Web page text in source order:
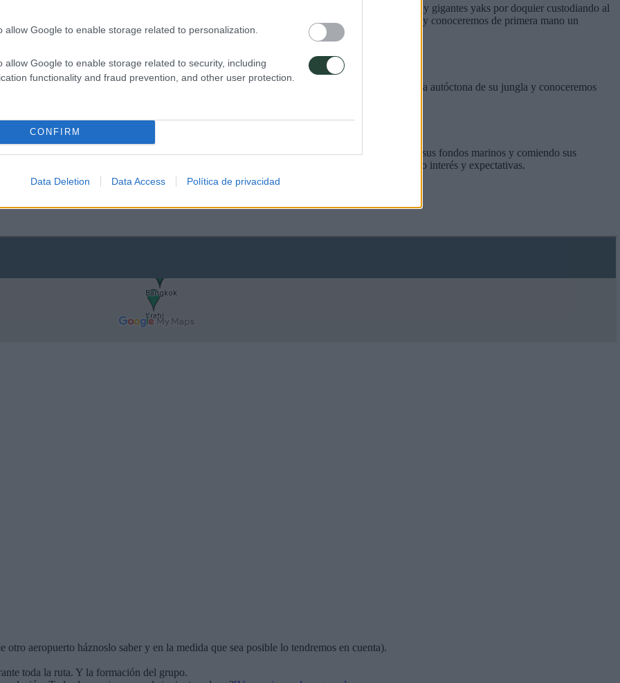
allow Google to enable storage related to personalization.
allow Google to enable storage related to security, including
functionality and fraud prevention, and other user protection.
CONFIRM
Data Deletion Data Access Política de privacidad
que ocurre en el Templo del Buda reclinado o Templo del Buda Esmeralda. Con sus enormes y gigantes yaks por doquier custodiando al
te traspasa. Marcharemos a recorrer el bullicio de sus calles, sus templos y mercados y conoceremos de primera mano un
Mai. Desde allí visitaremos sus templos, sus mercados nocturnos, observaremos la fauna y flora autóctona de su jungla y conoceremos
esta zona del océano y pasar unos días paseando bajo la arena de los cocoteros, buceando por sus fondos marinos y comiendo sus
a espectaculares islas como Ko Phi Phi a otras más relajadas y salvajes atendiendo a nuestro interés y expectativas.
aeropuerto háznoslo saber y en la medida que sea posible lo tendremos en cuenta).
toda la ruta. Y la formación del grupo.